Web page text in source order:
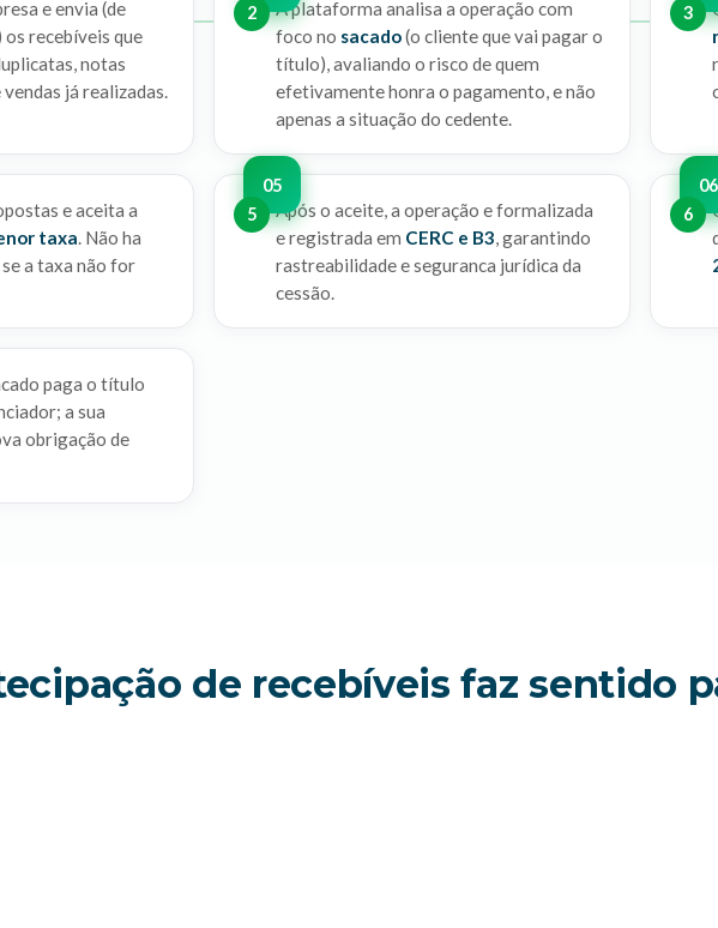
e envia (de
recebíveis que
notas
já realizadas.
2
A plataforma analisa a operação com
foco no sacado(o cliente que vai pagar o
título), avaliando o risco de quem
efetivamente honra o pagamento, e não
apenas a situação do cedente.
3
e aceita a
taxa. Não ha
a taxa não for
5
Após o aceite, a operação e formalizada
e registrada em CERC e B3, garantindo
rastreabilidade e seguranca jurídica da
cessão.
6
paga o título
a sua
obrigação de
de recebíveis faz sentido